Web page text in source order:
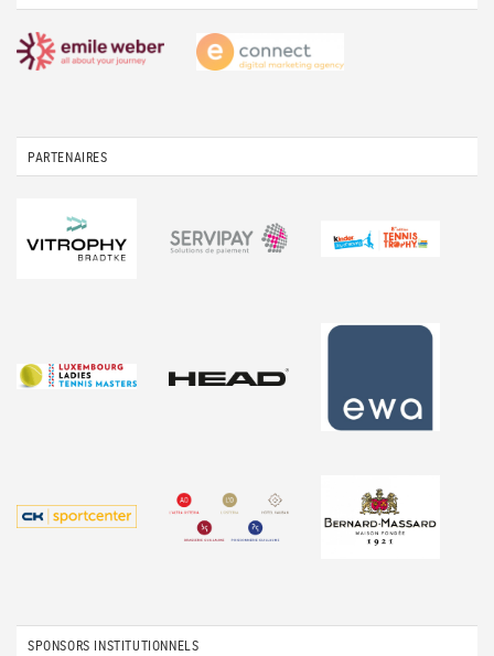
PARTENAIRES
SPONSORS INSTITUTIONNELS